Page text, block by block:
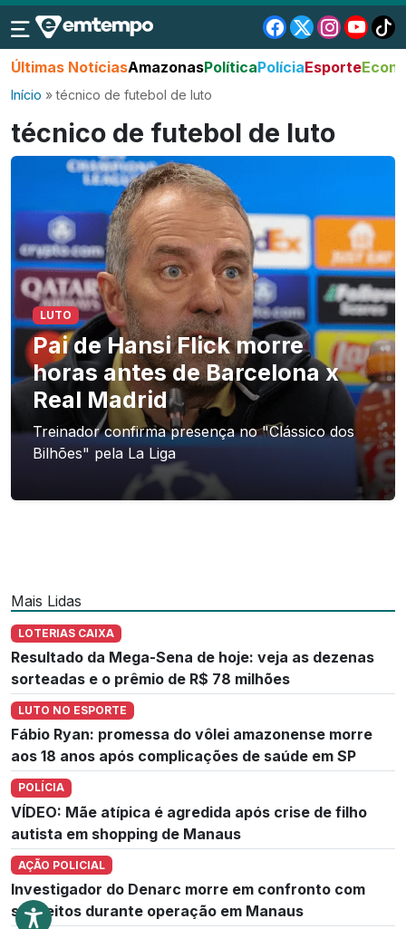
Últimas NotíciasAmazonasPolíticaPolíciaEsporte
Início »técnico de futebol de luto
técnico de futebol de luto
LUTO
Pai de Hansi Flick morre
horas antes de Barcelona x
Real Madrid
Treinador confirma presença no "Clássico dos
Bilhões" pela La Liga
Mais Lidas
LOTERIAS CAIXA
Resultado da Mega-Sena de hoje: veja as dezenas
sorteadas e o prêmio de R$ 78 milhões
LUTO NO ESPORTE
Fábio Ryan: promessa do vôlei amazonense morre
aos 18 anos após complicações de saúde em SP
POLÍCIA
VÍDEO: Mãe atípica é agredida após crise de filho
autista em shopping de Manaus
AÇÃO POLICIAL
Investigador do Denarc morre em confronto com
suspeitos durante operação em Manaus